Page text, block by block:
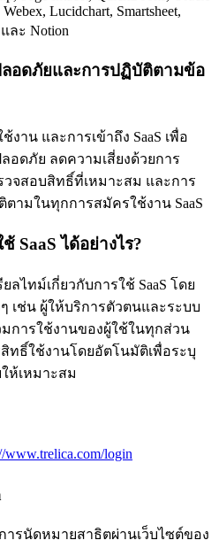
Lucidchart, Smartsheet,
และ Notion
ลอดภัยและการปฏิบัติตามข้อ
งาน และการเข้าถึง SaaS เพื่อ
อดภัย ลดความเสี่ยงด้วยการ
วจสอบสิทธิ์ที่เหมาะสม และการ
ามในทุกการสมัครใช้งาน SaaS
SaaS ได้อย่างไร?
ลไทม์เกี่ยวกับการใช้ SaaS โดย
เช่น ผู้ให้บริการตัวตนและระบบ
การใช้งานของผู้ใช้ในทุกส่วน
ทธิ์ใช้งานโดยอัตโนมัติเพื่อระบุ
ห้เหมาะสม
www.trelica.com/login
ารนัดหมายสาธิตผ่านเว็บไซต์ของ